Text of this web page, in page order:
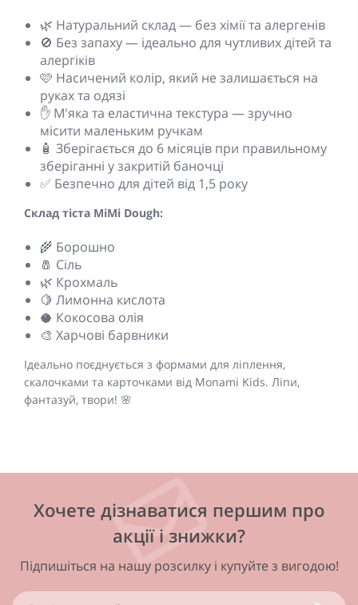
🌿 Натуральний склад — без хімії та алергенів
🚫 Без запаху — ідеально для чутливих дітей та
алергіків
🩷 Насичений колір, який не залишається на
руках та одязі
✋ М'яка та еластична текстура — зручно
місити маленьким ручкам
🧴 Зберігається до 6 місяців при правильному
зберіганні у закритій баночці
✅ Безпечно для дітей від 1,5 року
Склад тіста MiMi Dough:
🌾 Борошно
🧂 Сіль
🌿 Крохмаль
🍋 Лимонна кислота
🥥 Кокосова олія
🎨 Харчові барвники
Ідеально поєднується з формами для ліплення,
скалочками та карточками від Monami Kids. Ліпи,
фантазуй, твори! 🌸
Хочете дізнаватися першим про
акції і знижки?
Підпишіться на нашу розсилку і купуйте з вигодою!